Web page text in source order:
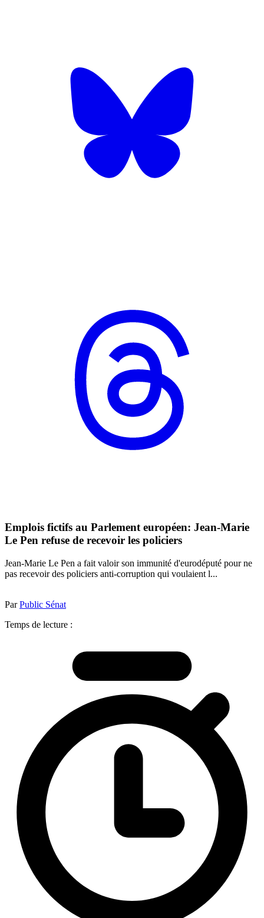
Emplois fictifs au Parlement européen: Jean-Marie
Le Pen refuse de recevoir les policiers
Jean-Marie Le Pen a fait valoir son immunité d'eurodéputé pour ne
pas recevoir des policiers anti-corruption qui voulaient l...
ParPublic Sénat
Temps de lecture :